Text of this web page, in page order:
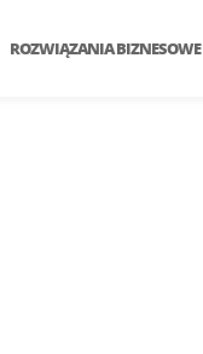
ROZWIĄZANIA BIZNESOWE